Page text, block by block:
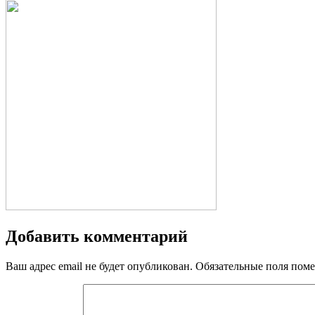
Добавить комментарий
Ваш адрес email не будет опубликован. Обязательные поля